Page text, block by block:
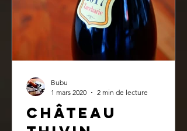
Château
Bubu
1 mars 2020
2 min de lecture